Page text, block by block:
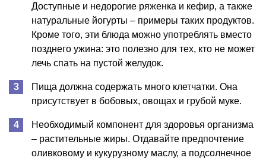
Доступные и недорогие ряженка и кефир, а также
натуральные йогурты – примеры таких продуктов.
Кроме того, эти блюда можно употреблять вместо
позднего ужина: это полезно для тех, кто не может
лечь спать на пустой желудок.
Пища должна содержать много клетчатки. Она
присутствует в бобовых, овощах и грубой муке.
Необходимый компонент для здоровья организма
– растительные жиры. Отдавайте предпочтение
оливковому и кукурузному маслу, а подсолнечное